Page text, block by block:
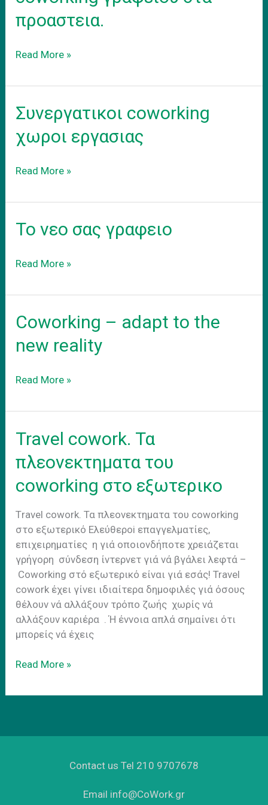
προαστεια.
Ενοικιαση
coworking
στα
Read More »
Συνεργατικοι coworking
χωροι εργασιας
Συνεργατικοι
χωροι
Read More »
Το νεο σας γραφειο
Το
σας
Read More »
Coworking – adapt to the
new reality
Coworking
adapt
the
new
reality
Read More »
Travel cowork. Τα
πλεονεκτηματα του
coworking στο εξωτερικο
Τravel cowork. Τα πλεονεκτηματα του coworking
στο εξωτερικό Eλεύθεροi επαγγελματίες,
επιχειρηματίες η γιά οποιονδήποτε χρειάζεται
γρήγορη σύνδεση ίντερνετ γιά νά βγάλει λεφτά –
Coworking στό εξωτερικό είναι γιά εσάς! Travel
cowork έχει γίνει ιδιαίτερα δημοφιλές γιά όσους
θέλουν νά αλλάξουν τρόπο ζωής χωρίς νά
αλλάξουν καριέρα . Ή έννοια απλά σημαίνει ότι
μπορείς νά έχεις
Travel
Τα
coworking
Read More »
Contact us Tel 210 9707678
Email info@CoWork.gr